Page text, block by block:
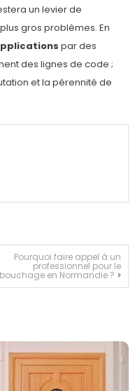
un levier de
gros problèmes. En
par des
des lignes de code ;
et la pérennité de
Pourquoi faire appel à un
professionnel pour le
en Normandie ?